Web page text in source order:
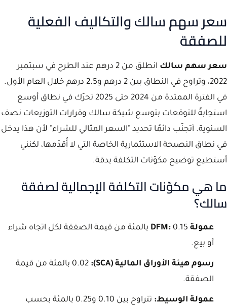
سعر سهم سالك والتكاليف الفعلية
للصفقة
سعر سهم سالك
انطلق من 2 درهم عند الطرح في سبتمبر
2022، وتراوح في النطاق بين 2 درهم و2.5 درهم خلال العام الأول.
في الفترة الممتدة من 2024 حتى 2025 تحرّك في نطاق أوسع
استجابةً للتوقعات بتوسع شبكة سالك وقرارات التوزيعات نصف
السنوية. أتجنّب دائمًا تحديد "السعر المثالي للشراء" لأن هذا يدخل
في نطاق النصيحة الاستثمارية الخاصة التي لا أُقدّمها، لكنني
أستطيع توضيح مكوّنات التكلفة بدقة.
ما هي مكوّنات التكلفة الإجمالية لصفقة
سالك؟
عمولة DFM:
0.15 بالمئة من قيمة الصفقة لكل اتجاه شراء
أو بيع.
رسوم هيئة الأوراق المالية (SCA):
0.02 بالمئة من قيمة
الصفقة.
عمولة الوسيط:
تتراوح بين 0.10 و0.25 بالمئة بحسب